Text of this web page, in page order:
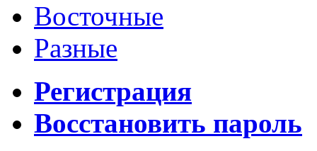
Восточные
Разные
Регистрация
Восстановить пароль